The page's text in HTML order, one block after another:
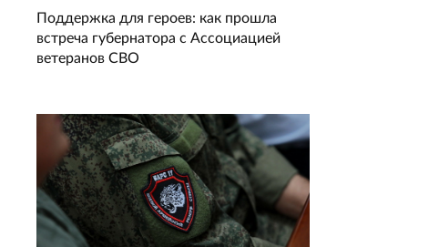
Поддержка для героев: как прошла
встреча губернатора с Ассоциацией
ветеранов СВО